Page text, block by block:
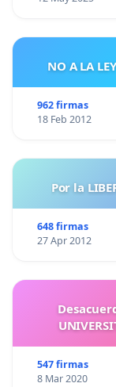
NO A LA
962 firmas
18 Feb 2012
Por la
648 firmas
27 Apr 2012
547 firmas
8 Mar 2020